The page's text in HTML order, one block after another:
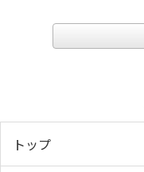
トップ